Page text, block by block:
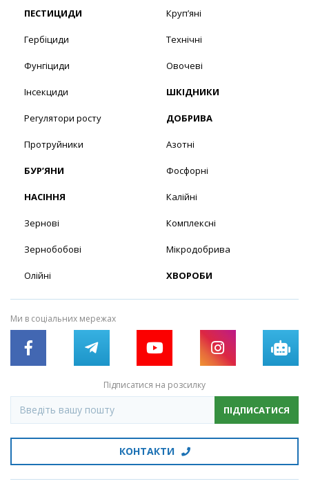
ПЕСТИЦИДИ
Гербіциди
Фунгіциди
Інсекциди
Регулятори росту
Протруйники
БУР’ЯНИ
НАСІННЯ
Зернові
Зернобобові
Олійні
Круп’яні
Технічні
Овочеві
ШКІДНИКИ
ДОБРИВА
Азотні
Фосфорні
Калійні
Комплексні
Мікродобрива
ХВОРОБИ
Ми в соціальних мережах
Підписатися на розсилку
ПІДПИСАТИСЯ
КОНТАКТИ